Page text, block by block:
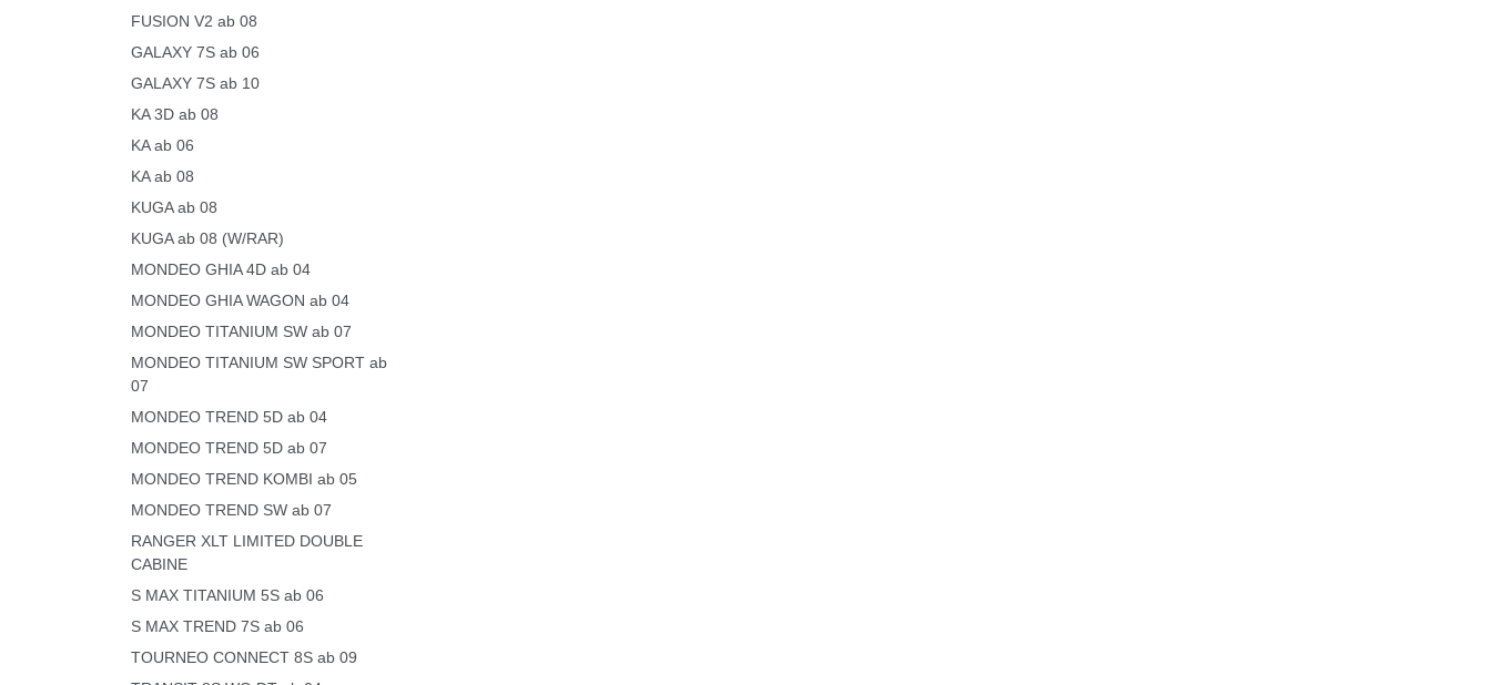
FUSION V2 ab 08
GALAXY 7S ab 06
GALAXY 7S ab 10
KA 3D ab 08
KA ab 06
KA ab 08
KUGA ab 08
KUGA ab 08 (W/RAR)
MONDEO GHIA 4D ab 04
MONDEO GHIA WAGON ab 04
MONDEO TITANIUM SW ab 07
MONDEO TITANIUM SW SPORT ab
07
MONDEO TREND 5D ab 04
MONDEO TREND 5D ab 07
MONDEO TREND KOMBI ab 05
MONDEO TREND SW ab 07
RANGER XLT LIMITED DOUBLE
CABINE
S MAX TITANIUM 5S ab 06
S MAX TREND 7S ab 06
TOURNEO CONNECT 8S ab 09